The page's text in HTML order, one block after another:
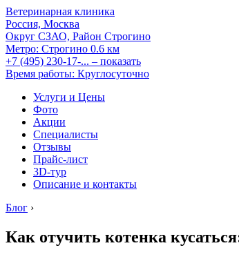
Ветеринарная клиника
Россия, Москва
Округ СЗАО, Район Строгино
Метро: Строгино 0.6 км
+7 (495) 230-17-... – показать
Время работы: Круглосуточно
Услуги и Цены
Фото
Акции
Специалисты
Отзывы
Прайс-лист
3D-тур
Описание и контакты
Блог ›
Как отучить котенка